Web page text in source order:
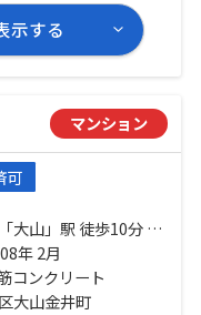
示する
マンション
可
山」駅 徒歩10分 都
橋区役所前」駅 徒歩
年 2月
コンクリート
大山金井町